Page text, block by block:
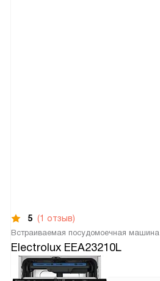
5 (1 отзыв)
Встраиваемая посудомоечная машина
Electrolux EEA23210L
45 940руб.